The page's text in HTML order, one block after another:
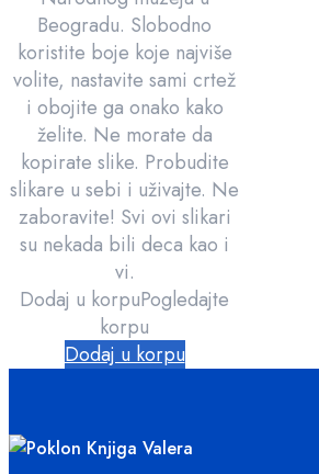
Beogradu. Slobodno
koristite boje koje najviše
volite, nastavite sami crtež
i obojite ga onako kako
želite. Ne morate da
kopirate slike. Probudite
slikare u sebi i uživajte. Ne
zaboravite! Svi ovi slikari
su nekada bili deca kao i
vi.
Dodaj u korpuPogledajte
korpu
Dodaj u korpu